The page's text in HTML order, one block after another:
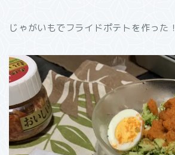
じゃがいもでフライドポテトを作った！